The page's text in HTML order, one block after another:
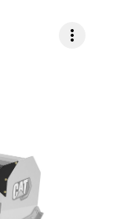
more_vert